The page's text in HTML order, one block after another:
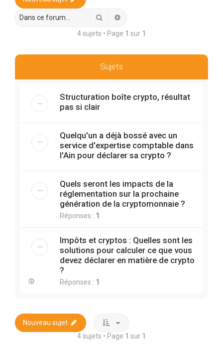
r
Rechercher
4 sujets • Page 1 sur 1
Sujets
Structuration boîte crypto, résultat
pas si clair
Quelqu'un a déjà bossé avec un
service d'expertise comptable dans
l'Ain pour déclarer sa crypto ?
Quels seront les impacts de la
réglementation sur la prochaine
génération de la cryptomonnaie ?
Réponses : 1
Impôts et cryptos : Quelles sont les
solutions pour calculer ce que vous
devez déclarer en matière de crypto
?
Réponses : 1
Nouveau sujet
4 sujets • Page 1 sur 1